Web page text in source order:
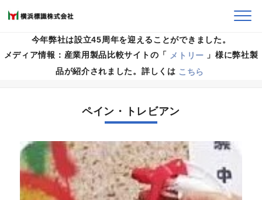
今年弊社は設立45周年を迎えることができました。
メディア情報：産業用製品比較サイトの「
メトリー
」様に弊社製
品が紹介されました。詳しくは こちら
HOME > 製品案内 > らくがき除去剤 トレトレビアン
>
ペイン・トレビアン
ペイン・トレビアン